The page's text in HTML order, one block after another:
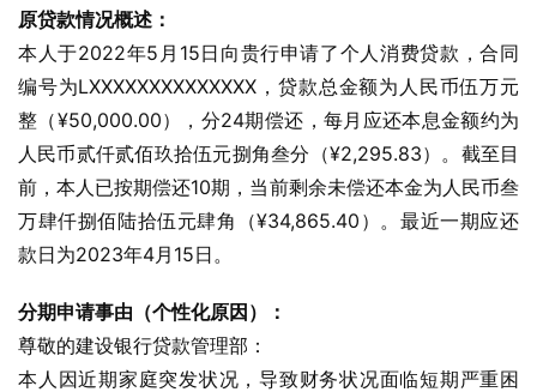
原贷款情况概述：
本人于2022年5月15日向贵行申请了个人消费贷款，合同
编号为LXXXXXXXXXXXXXX，贷款总金额为人民币伍万元
整（¥50,000.00），分24期偿还，每月应还本息金额约为
人民币贰仟贰佰玖拾伍元捌角叁分（¥2,295.83）。截至目
前，本人已按期偿还10期，当前剩余未偿还本金为人民币叁
万肆仟捌佰陆拾伍元肆角（¥34,865.40）。最近一期应还
款日为2023年4月15日。
分期申请事由（个性化原因）：
尊敬的建设银行贷款管理部：
本人因近期家庭突发状况，导致财务状况面临短期严重困